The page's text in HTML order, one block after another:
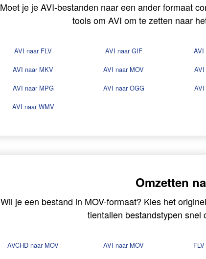
Moet je je AVI-bestanden naar een ander formaat
tools om AVI om te zetten naar
AVI naar FLV AVI naar GIF AVI
AVI naar MKV AVI naar MOV
AVI naar MPG AVI naar OGG AVI
AVI naar WMV
Omzetten
Wil je een bestand in MOV-formaat? Kies het
tientallen bestandstypen snel
AVCHD naar MOV AVI naar MOV